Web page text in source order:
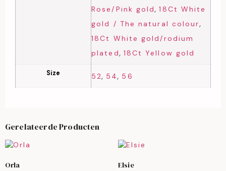
Rose/Pink gold,18Ct White
gold / The natural colour,
18Ct White gold/rodium
plated, 18Ct Yellow gold
Size 52, 54, 56
Gerelateerde Producten
Orla Elsie